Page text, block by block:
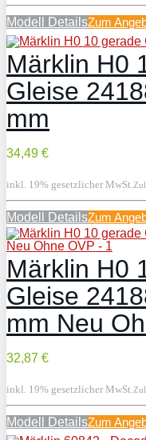
Modell DetailsZum
Märklin H0
Gleise
mm
34,49 €
inkl. 19% gesetzlicher MwSt.
Modell DetailsZum
Märklin H0
Gleise
mm Neu
32,87 €
inkl. 19% gesetzlicher MwSt.
Modell DetailsZum